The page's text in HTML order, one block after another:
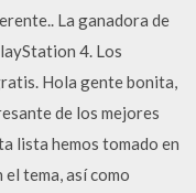
La ganadora de
4. Los
Hola gente bonita,
de los mejores
lista hemos tomado en
tema, así como